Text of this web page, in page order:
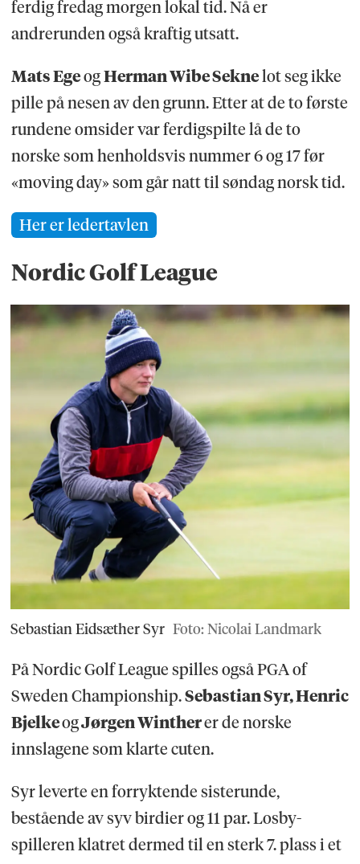
ferdig fredag morgen lokal tid. Nå er
andrerunden også kraftig utsatt.
Mats EgeogHerman Wibe Seknelot seg ikke
pille på nesen av den grunn. Etter at de to første
rundene omsider var ferdigspilte lå de to
norske som henholdsvis nummer 6 og 17 før
«moving day» som går natt til søndag norsk tid.
Her er ledertavlen
Nordic Golf League
Sebastian Eidsæther Syr Foto: Nicolai Landmark
På Nordic Golf League spilles også PGA of
Sweden Championship.Sebastian Syr, Henric
BjelkeogJørgen Wintherer de norske
innslagene som klarte cuten.
Syr leverte en forryktende sisterunde,
bestående av syv birdier og 11 par. Losby-
spilleren klatret dermed til en sterk 7. plass i et